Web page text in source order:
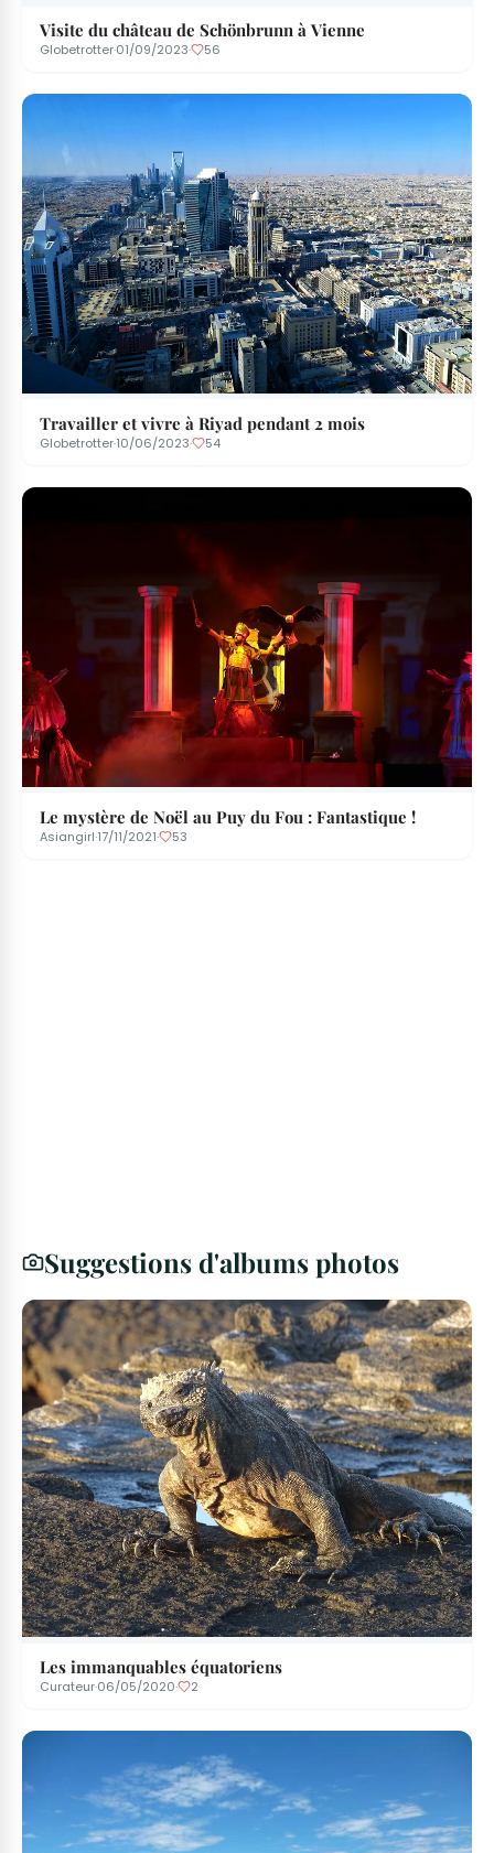
Visite du château de Schönbrunn à Vienne
Globetrotter·01/09/2023· 56
Travailler et vivre à Riyad pendant 2 mois
Globetrotter·10/06/2023· 54
Le mystère de Noël au Puy du Fou : Fantastique !
Asiangirl·17/11/2021· 53
Suggestions d'albums photos
Les immanquables équatoriens
Curateur·06/05/2020· 2